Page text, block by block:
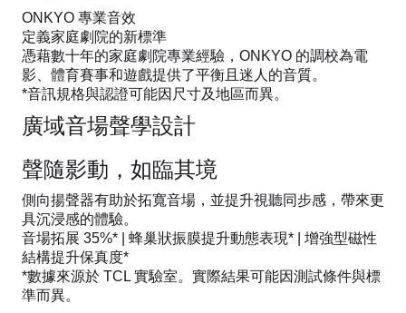
ONKYO 專業音效
定義家庭劇院的新標準
憑藉數十年的家庭劇院專業經驗，ONKYO 的調校為電
影、體育賽事和遊戲提供了平衡且迷人的音質。
*音訊規格與認證可能因尺寸及地區而異。
廣域音場聲學設計
聲隨影動，如臨其境
側向揚聲器有助於拓寬音場，並提升視聽同步感，帶來更
具沉浸感的體驗。
音場拓展 35%* | 蜂巢狀振膜提升動態表現* | 增強型磁性
結構提升保真度*
*數據來源於 TCL 實驗室。實際結果可能因測試條件與標
準而異。